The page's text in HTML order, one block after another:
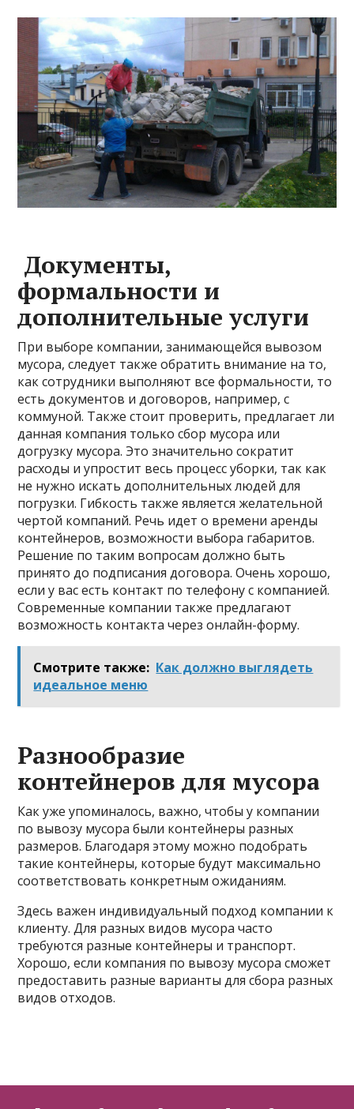
Документы,
формальности и
дополнительные услуги
При выборе компании, занимающейся вывозом
мусора, следует также обратить внимание на то,
как сотрудники выполняют все формальности, то
есть документов и договоров, например, с
коммуной. Также стоит проверить, предлагает ли
данная компания только сбор мусора или
догрузку мусора. Это значительно сократит
расходы и упростит весь процесс уборки, так как
не нужно искать дополнительных людей для
погрузки. Гибкость также является желательной
чертой компаний. Речь идет о времени аренды
контейнеров, возможности выбора габаритов.
Решение по таким вопросам должно быть
принято до подписания договора. Очень хорошо,
если у вас есть контакт по телефону с компанией.
Современные компании также предлагают
возможность контакта через онлайн-форму.
Смотрите также: Как должно выглядеть
идеальное меню
Разнообразие
контейнеров для мусора
Как уже упоминалось, важно, чтобы у компании
по вывозу мусора были контейнеры разных
размеров. Благодаря этому можно подобрать
такие контейнеры, которые будут максимально
соответствовать конкретным ожиданиям.
Здесь важен индивидуальный подход компании к
клиенту. Для разных видов мусора часто
требуются разные контейнеры и транспорт.
Хорошо, если компания по вывозу мусора сможет
предоставить разные варианты для сбора разных
видов отходов.